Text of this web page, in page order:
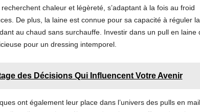
chaleur et légèreté, s’adaptant à la fois au froid
De plus, la laine est connue pour sa capacité à réguler la
au chaud sans surchauffe. Investir dans un pull en laine
pour un dressing intemporel.
des Décisions Qui Influencent Votre Avenir
ont également leur place dans l’univers des pulls en